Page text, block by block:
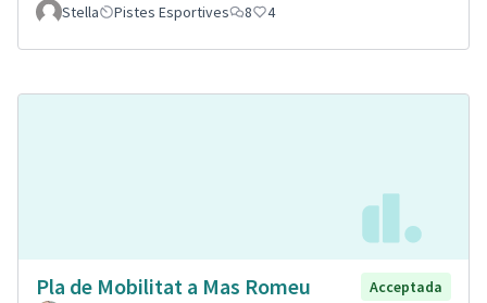
Stella Pistes Esportives 8 4
Pla de Mobilitat a Mas Romeu
Acceptada